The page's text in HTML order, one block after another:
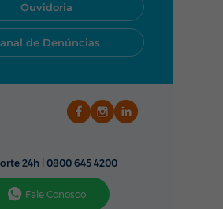
Ouvidoria
de Denúncias
24h | 0800 645 4200
Fale Conosco